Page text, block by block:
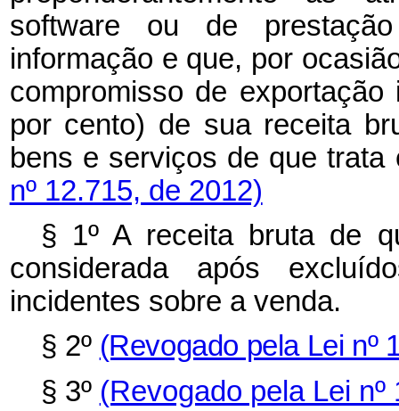
software ou de
informação e que, por
compromisso de
por cento) de sua receita
bens e serviços de que
nº 12.715, de 2012)
§ 1º A receita bruta de
considerada após
incidentes sobre a venda.
§ 2º (Revogado pela Lei nº
§ 3º (Revogado pela Lei nº